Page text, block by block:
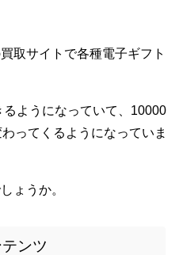
取サイトで各種電子ギフト
ようになっていて、10000
ってくるようになっていま
ょうか。
ンツ